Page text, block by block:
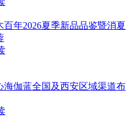
年2026夏季新品品鉴暨消夏
海伽蓝全国及西安区域渠道布